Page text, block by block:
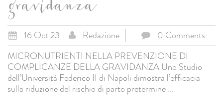
gravidanza
16 Oct 23 Redazione
0 Comments
MICRONUTRIENTI NELLA PREVENZIONE DI
COMPLICANZE DELLA GRAVIDANZA Uno Studio
dell’Università Federico II di Napoli dimostra l’efficacia
sulla riduzione del rischio di parto pretermine...